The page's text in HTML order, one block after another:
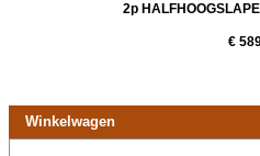
2p
€
Winkelwagen